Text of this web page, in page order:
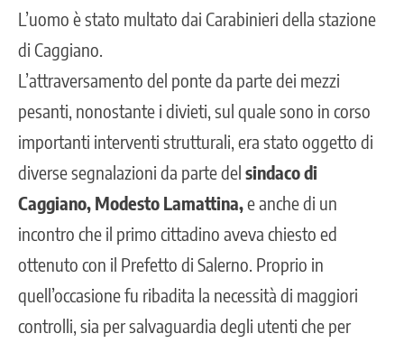
L’uomo è stato multato dai Carabinieri della stazione
di Caggiano.
L’attraversamento del ponte da parte dei mezzi
pesanti , nonostante i divieti, sul quale sono in corso
importanti interventi strutturali, era stato oggetto di
diverse segnalazioni da parte del sindaco di
Caggiano, Modesto Lamattina,e anche di un
incontro che il primo cittadino aveva chiesto ed
ottenuto con il Prefetto di Salerno. Proprio in
quell’occasione fu ribadita la necessità di maggiori
controlli, sia per salvaguardia degli utenti che per